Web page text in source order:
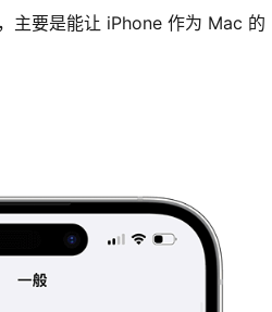
主要是能让 iPhone 作为 Mac 的